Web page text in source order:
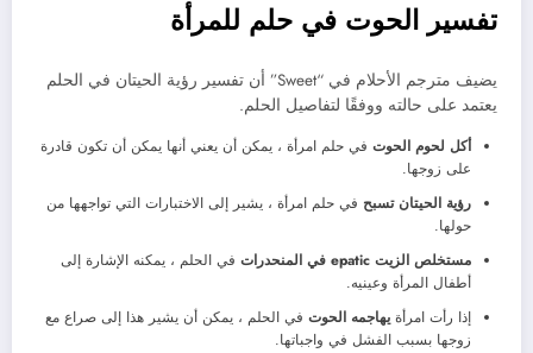
تفسير الحوت في حلم للمرأة
يضيف مترجم الأحلام في “Sweet” أن تفسير رؤية الحيتان في الحلم
يعتمد على حالته ووفقًا لتفاصيل الحلم.
أكل لحوم الحوت في حلم امرأة ، يمكن أن يعني أنها يمكن أن تكون قادرة
على زوجها.
رؤية الحيتان تسبح في حلم امرأة ، يشير إلى الاختبارات التي تواجهها من
حولها.
مستخلص الزيت epatic في المنحدرات
في الحلم ، يمكنه الإشارة إلى
أطفال المرأة وعينيه.
إذا رأت امرأةيهاجمه الحوت في الحلم ، يمكن أن يشير هذا إلى صراع مع
زوجها بسبب الفشل في واجباتها.